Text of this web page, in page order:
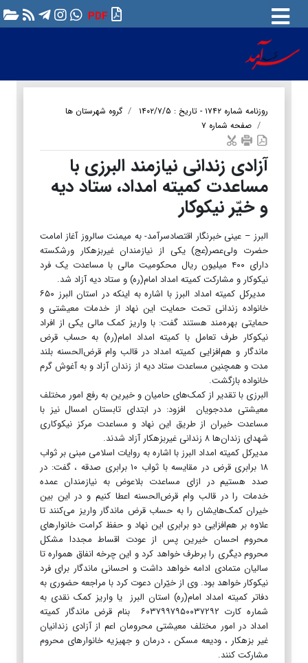
PDF
روزنامه شماره ۱۷۴۲ - تاریخ : ۱۴۰۲/۷/۵
گروه شهرستان ها
صفحه شماره ۷
آزادی زندانی نیازمند البرزی با
مساعدت کمیته امداد، ستاد دیه
و خیّر نیکوکار
البرز – عینی خبرنگار اقتصادسرآمد- به میمنت سالروز آغاز امامت
حضرت ولی‌عصر(عج) یکی از نیازمندان غیربزهکار ورشکسته
دارای ۴۰۰ میلیون ریال محکومیت مالی با مساعدت یک فرد
نیکوکار و مشارکت کمیته امداد امام(ره) و ستاد دیه آزاد شد.
مدیرکل کمیته امداد البرز با اشاره به اینکه در استان البرز ۶۵۰
خانواده زندانی تحت حمایت این نهاد از خدمات معیشتی و
حمایتی بهره‌مند هستند گفت: با واریز کمک مالی یکی از افراد
نیکوکار طرف تعامل با کمیته امداد امام(ره) به حساب قرض
ماندگار و هم‌افزایی کمیته امداد در قالب وام قرض‌الحسنه بلند
مدت و همچنین مساعدت ستاد دیه از زندان آزاد و به آغوش گرم
خانواده بازگشت.
البرزی با تقدیر از کمک‌های حامیان و خیرین به رفع امور مختلف
معیشتی مددجویان افزود: در ابتدای تابستان امسال نیز با
مساعدت خیران از طریق این نهاد و مساعدت مرکز نیکوکاری
شهدای زندان‌ها ۸ زندانی غیربزهکار آزاد شدند.
مدیرکل کمیته امداد البرز با اشاره به روایات اسلامی مبنی بر ثواب
۱۸ برابری قرض در مقایسه با ثواب ۱۰ برابری صدقه ، گفت: در
صدد هستیم در ازای مساعدت‌ بلاعوض به نیازمندان عمده
خدمات را در قالب وام قرض‌الحسنه اعطا کنیم و در این بین
خیران کمک‌هایشان را به حساب قرض ماندگار واریز می‌کنند تا
علاوه بر هم‌افزایی دو برابری این نهاد و حفظ کرامت خانوارهای
محروم احسان خیرین پس از عودت اقساط مجددا مشکل
محروم دیگری را برطرف خواهد کرد و این چرخه انفاق همواره تا
سالیان متمادی ادامه خواهد داشت و احسانی ماندگار برای فرد
نیکوکار خواهد بود. وی از خیّران دعوت کرد با مراجعه حضوری به
دفاتر کمیته امداد امام(ره) استان البرز یا واریز کمک نقدی به
شماره کارت ۶۰۳۷۹۹۷۹۵۰۰۳۷۲۹۲ بنام قرض ماندگار کمیته
امداد در امور مختلف معیشتی محرومان اعم از آزادی زندانیان
غیر بزهکار ، ودیعه مسکن ، درمان و جهیزیه خانوارهای محروم
مشارکت کنند.